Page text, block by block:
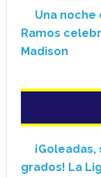
Una noche
Ramos
Madison
grados! La